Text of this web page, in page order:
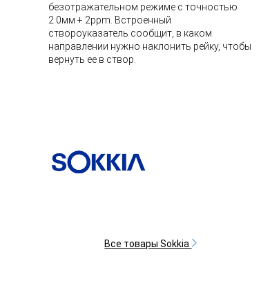
безотражательном режиме с точностью
2.0мм + 2ppm. Встроенный
створоуказатель сообщит, в каком
направлении нужно наклонить рейку, чтобы
вернуть ее в створ.
Все товары Sokkia